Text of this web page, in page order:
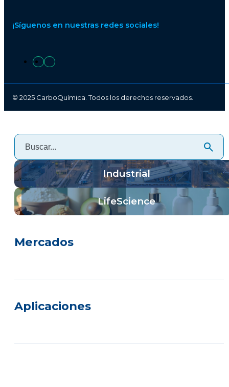
¡Síguenos en nuestras redes sociales!
© 2025 CarboQuímica. Todos los derechos reservados.
Industrial
LifeScience
Mercados
Aplicaciones